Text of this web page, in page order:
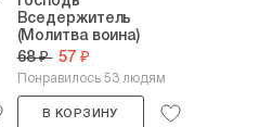
Вседержитель
(Молитва воина)
икона...
68 ₽ 57 ₽
Понравилось 53 людям
В КОРЗИНУ